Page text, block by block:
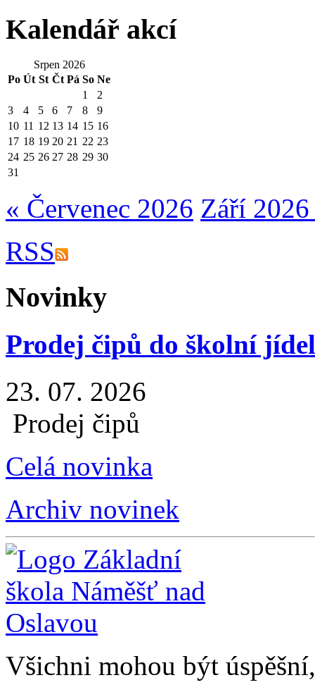
Kalendář akcí
Srpen 2026
Po Út St Čt Pá So Ne
1
2
3
4 5 6 7 8
9
10 11 12 13 14 15 16
17 18 19 20 21 22 23
24 25 26 27 28 29 30
31
« Červenec 2026 Září
RSS
Novinky
Prodej čipů do školní
23. 07. 2026
Prodej čipů
Celá novinka
Archiv novinek
Všichni mohou být